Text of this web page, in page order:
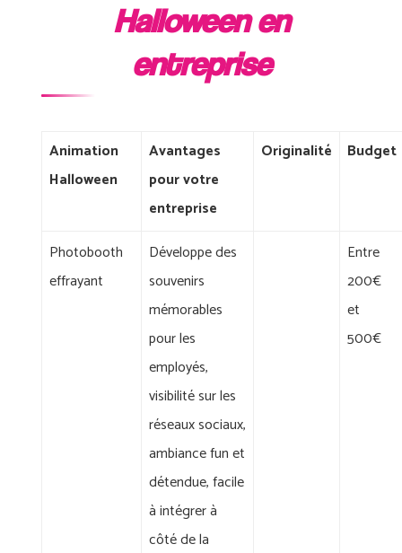
Halloween en
entreprise
Animation
Halloween
Avantages
pour votre
entreprise
Originalité Budget
Photobooth
effrayant
Développe des
souvenirs
mémorables
pour les
employés,
visibilité sur les
réseaux sociaux,
ambiance fun et
détendue, facile
à intégrer à
côté de la
Entre
200€
et
500€